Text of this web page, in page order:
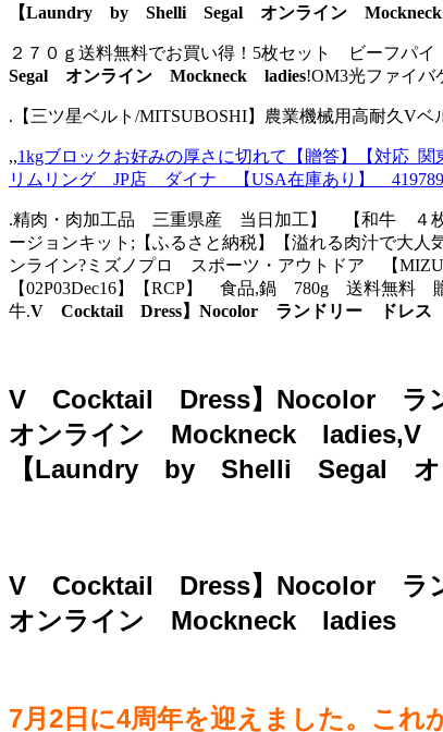
【Laundry by Shelli Segal オンライン
２７０ｇ送料無料でお買い得！5枚セット ビーフパ
Segal オンライン Mockneck ladies!OM3光ファイバ
.【三ツ星ベルト/MITSUBOSHI】農業機械用高耐久V
,,1kgブロックお好みの厚さに切れて【贈答】【対応_関
リムリング JP店 ダイナ 【USA在庫あり】
.精肉・肉加工品 三重県産 当日加工】 【和牛 ４
ージョンキット;【ふるさと納税】【溢れる肉汁で大
ンライン?ミズノプロ スポーツ・アウトドア 【
【02P03Dec16】【RCP】 食品,鍋 780g 送料
牛.V Cocktail Dress】Nocolor ランドリー ドレ
V Cocktail Dress】Nocolor ラ
オンライン Mockneck ladies,V
【Laundry by Shelli Segal
V Cocktail Dress】Nocolor ラ
オンライン Mockneck ladies
7月2日に4周年を迎えました。これ